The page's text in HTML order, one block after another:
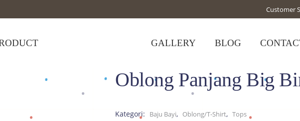
Customer
GALLERY BLOG
Oblong Panjang Big BirdOblong Panjang Big
Kategori: Baju Bayi, Oblong/T-Shirt, Tops